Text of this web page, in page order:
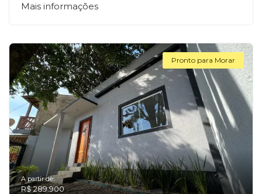
Mais informações
Pronto para Morar
A partir de:
R$ 289.900